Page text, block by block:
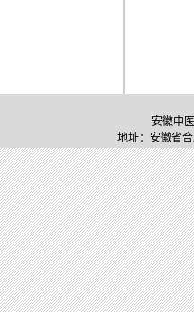
安徽中
地址：安徽省